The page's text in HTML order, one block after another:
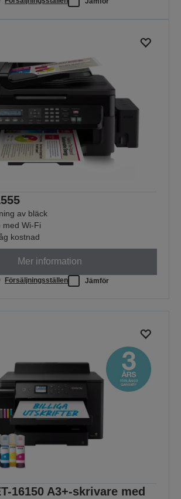
av bläck
med Wi-Fi
kostnad
Mer information
Försäljningsställen Jämför
16150 A3+-skrivare med